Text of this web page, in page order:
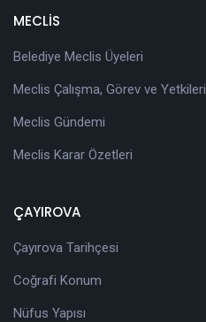
MECLİS
Belediye Meclis Üyeleri
Meclis Çalışma, Görev ve Yetkileri
Meclis Gündemi
Meclis Karar Özetleri
ÇAYIROVA
Çayırova Tarihçesi
Coğrafi Konum
Nüfus Yapısı